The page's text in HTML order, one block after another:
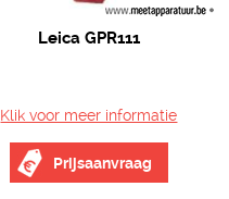
Leica GPR111
Klik voor meer informatie
Prijsaanvraag